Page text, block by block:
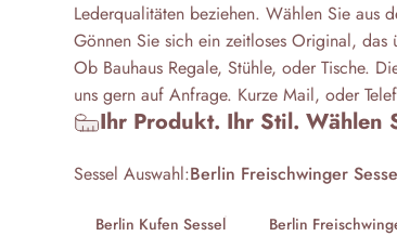
Lederqualitäten beziehen. Wählen Sie aus
Gönnen Sie sich ein zeitloses Original,
Ob Bauhaus Regale, Stühle, oder Tische.
uns gern auf Anfrage. Kurze Mail, oder
Ihr Produkt. Ihr Stil. Wählen
Sessel Auswahl
Sessel Auswahl:Berlin Freischwinger
Berlin Kufen Sessel Berlin